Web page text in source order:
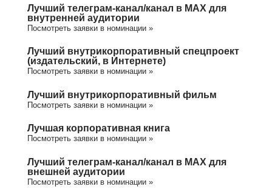
Лучший телеграм-канал/канал в МАХ для
внутренней аудитории
Посмотреть заявки в номинации »
Лучший внутрикорпоративный спецпроект
(издательский, в Интернете)
Посмотреть заявки в номинации »
Лучший внутрикорпоративный фильм
Посмотреть заявки в номинации »
Лучшая корпоративная книга
Посмотреть заявки в номинации »
Лучший телеграм-канал/канал в МАХ для
внешней аудитории
Посмотреть заявки в номинации »